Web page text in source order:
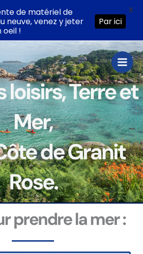
loisirs, Terre et
Mer,
de Granit
Rose.
prendre la mer :
de matériel de
neuve, venez y jeter
oeil !
Par ici
X